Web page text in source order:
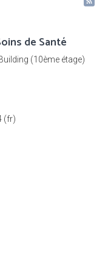
de Santé
(10ème étage)
(fr)